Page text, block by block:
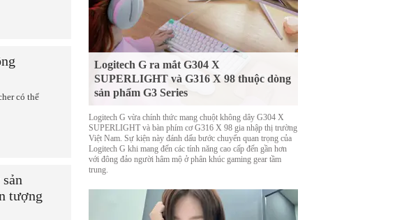
có thể
tượng
Logitech G ra mắt G304 X
SUPERLIGHT và G316 X 98 thuộc dòng
sản phẩm G3 Series
Logitech G vừa chính thức mang chuột không dây G304 X
SUPERLIGHT và bàn phím cơ G316 X 98 gia nhập thị trường
Việt Nam. Sự kiện này đánh dấu bước chuyển quan trọng của
Logitech G khi mang đến các tính năng cao cấp đến gần hơn
với đông đảo người hâm mộ ở phân khúc gaming gear tầm
trung.